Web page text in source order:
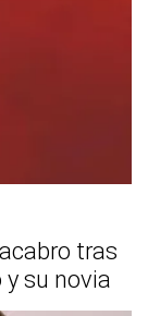
tras
y su novia